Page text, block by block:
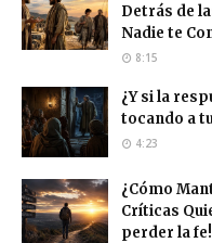
Detrás de
Nadie te
8:15
¿Y si la
tocando a
4:23
¿Cómo
Críticas
perder la fe!